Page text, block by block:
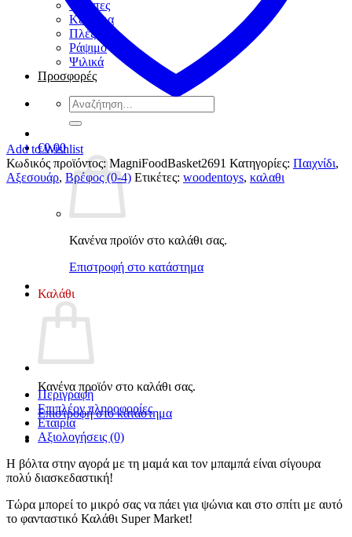
Τσάντες
Κέντημα
Πλέξιμο
Ράψιμο
Ψιλικά
Προσφορές
Αναζήτηση
για:
€0,00
Κανένα προϊόν στο καλάθι σας.
Επιστροφή στο κατάστημα
Καλάθι
Κανένα προϊόν στο καλάθι σας.
Επιστροφή στο κατάστημα
Add to Wishlist
Κωδικός προϊόντος:MagniFoodBasket2691 Κατηγορίες: Παιχνίδι,
Αξεσουάρ, Βρέφος (0-4) Ετικέτες: woodentoys, καλαθι
Περιγραφή
Επιπλέον πληροφορίες
Εταιρία
Αξιολογήσεις (0)
Η βόλτα στην αγορά με τη μαμά και τον μπαμπά είναι σίγουρα
πολύ διασκεδαστική!
Τώρα μπορεί το μικρό σας να πάει για ψώνια και στο σπίτι με αυτό
το φανταστικό Καλάθι Super Market!